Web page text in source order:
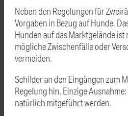
Neben den Regelungen für
Vorgaben in Bezug auf Hunde.
Hunden auf das Marktgelände
mögliche Zwischenfälle oder
vermeiden.
Schilder an den Eingängen zum
Regelung hin. Einzige
natürlich mitgeführt werden.